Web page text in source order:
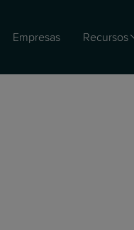
Empresas Recursos